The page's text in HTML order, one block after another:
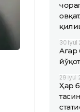
30 iyul
Агар
29 iyul
Ҳар